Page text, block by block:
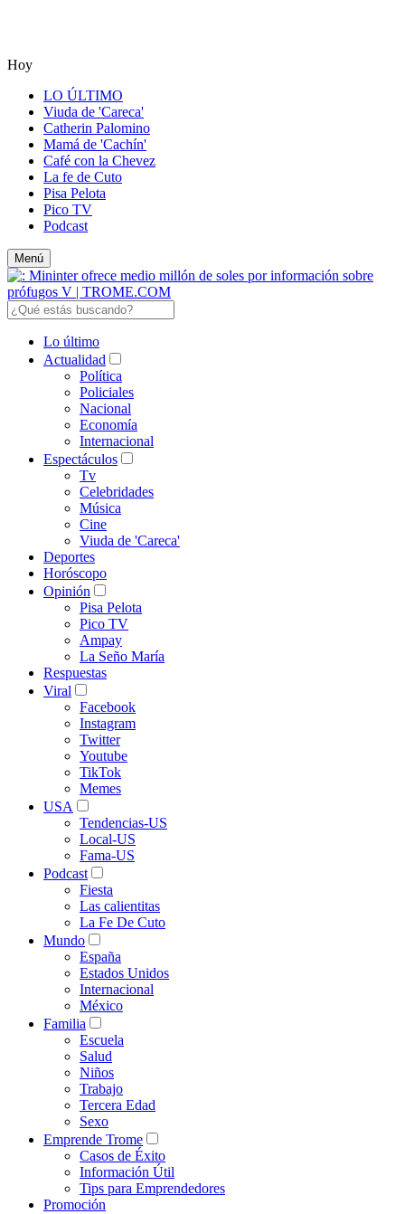
Hoy
LO ÚLTIMO
Viuda de 'Careca'
Catherin Palomino
Mamá de 'Cachín'
Café con la Chevez
La fe de Cuto
Pisa Pelota
Pico TV
Podcast
Menú
Lo último
Actualidad
Política
Policiales
Nacional
Economía
Internacional
Espectáculos
Tv
Celebridades
Música
Cine
Viuda de 'Careca'
Deportes
Horóscopo
Opinión
Pisa Pelota
Pico TV
Ampay
La Seño María
Respuestas
Viral
Facebook
Instagram
Twitter
Youtube
TikTok
Memes
USA
Tendencias-US
Local-US
Fama-US
Podcast
Fiesta
Las calientitas
La Fe De Cuto
Mundo
España
Estados Unidos
Internacional
México
Familia
Escuela
Salud
Niños
Trabajo
Tercera Edad
Sexo
Emprende Trome
Casos de Éxito
Información Útil
Tips para Emprendedores
Promoción